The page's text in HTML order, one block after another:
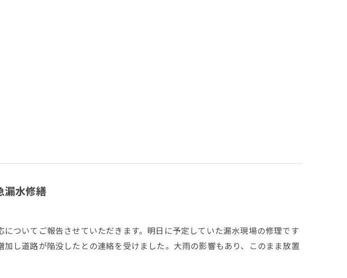
漏水修繕
についてご報告させていただきます。明日に予定していた漏水現場の修理です
加し道路が陥没したとの連絡を受けました。大雨の影響もあり、このまま放置